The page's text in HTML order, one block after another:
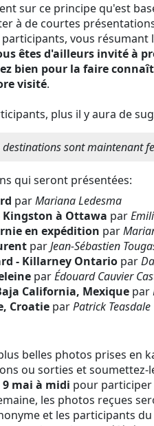
sur ce principe qu'est
à de courtes
vous
êtes d'ailleurs invité à
bien pour la faire
visité.
plus il y aura de
sont maintenant
qui seront présentées:
parMariana Ledesma
Kingston à Ottawa par
en expédition par
parJean-Sébastien
- Killarney Ontariopar
parÉdouard Cauvier
California, Mexiquepar
CroatieparPatrick Teasdale
belles photos prises en
ou sorties et soumettez-
mai à midi pour participer
les photos reçues
et les participants